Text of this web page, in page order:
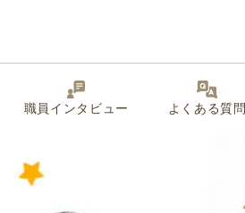
職員インタビュー よくある質問